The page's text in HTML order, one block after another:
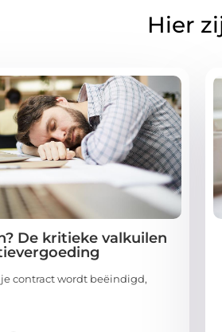
Hier
De kritieke valkuilen
contract wordt beëindigd,